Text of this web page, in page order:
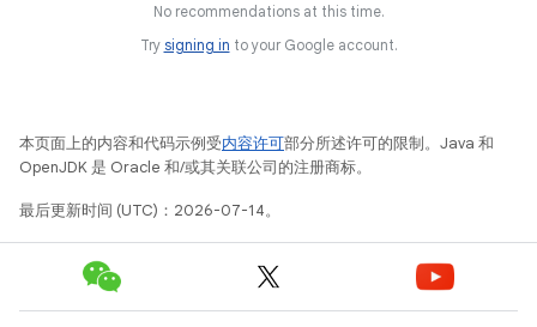
No recommendations at this time.
Try signing in to your Google account.
本页面上的内容和代码示例受内容许可部分所述许可的限制。Java 和
OpenJDK 是 Oracle 和/或其关联公司的注册商标。
最后更新时间 (UTC)：2026-07-14。